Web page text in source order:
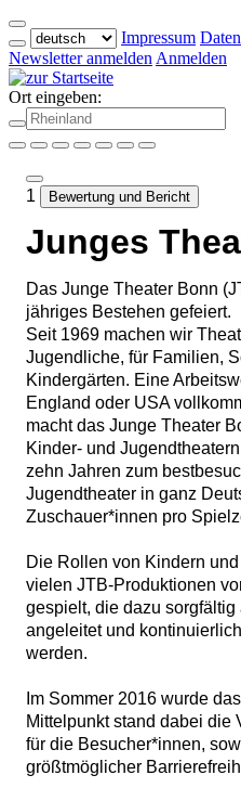
Impressum
Newsletter anmelden Anmelden
Ort eingeben:
1 Bewertung und Bericht
Junges
Das Junge Theater Bonn
jähriges Bestehen gefeiert.
Seit 1969 machen wir
Jugendliche, für Familien,
Kindergärten. Eine
England oder USA
macht das Junge Theater
Kinder- und
zehn Jahren zum
Jugendtheater in ganz
Zuschauer*innen pro
Die Rollen von Kindern
vielen JTB-Produktionen
gespielt, die dazu sorgfältig
angeleitet und
werden.
Im Sommer 2016 wurde
Mittelpunkt stand dabei die
für die Besucher*innen,
größtmöglicher